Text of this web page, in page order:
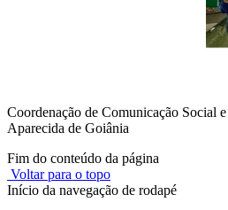
Coordenação de Comunicação Social
Aparecida de Goiânia
Fim do conteúdo da página
Voltar para o topo
Início da navegação de rodapé